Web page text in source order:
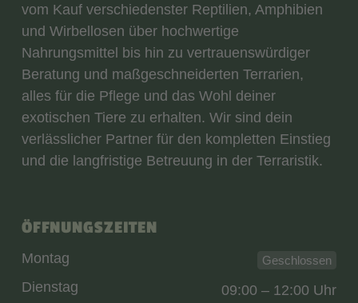
vom Kauf verschiedenster Reptilien, Amphibien
und Wirbellosen über hochwertige
Nahrungsmittel bis hin zu vertrauenswürdiger
Beratung und maßgeschneiderten Terrarien,
alles für die Pflege und das Wohl deiner
exotischen Tiere zu erhalten. Wir sind dein
verlässlicher Partner für den kompletten Einstieg
und die langfristige Betreuung in der Terraristik.
ÖFFNUNGSZEITEN
Montag Geschlossen
Dienstag
09:00 – 12:00 Uhr